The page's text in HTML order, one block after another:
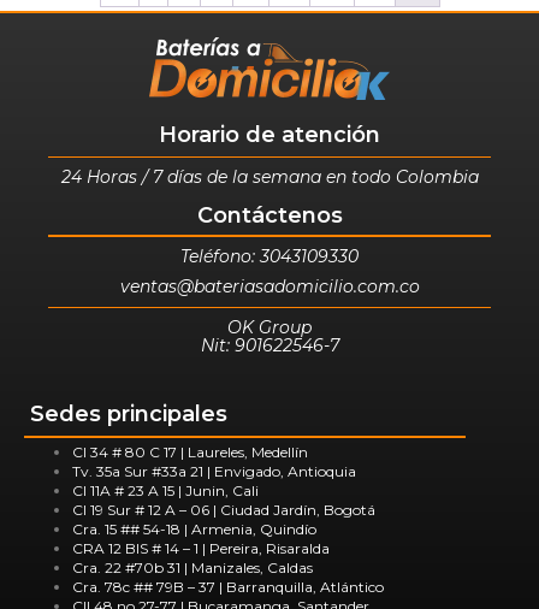
Horario de atención
24 Horas / 7 días de la semana en todo Colombia
Contáctenos
Teléfono: 3043109330
ventas@bateriasadomicilio.com.co
OK Group
Nit: 901622546-7
Sedes principales
Cl 34 # 80 C 17 | Laureles, Medellín
Tv. 35a Sur #33a 21 | Envigado, Antioquia
Cl 11A # 23 A 15 | Junin, Cali
Cl 19 Sur # 12 A – 06 | Ciudad Jardín, Bogotá
Cra. 15 ## 54-18 | Armenia, Quindío
CRA 12 BIS # 14 – 1 | Pereira, Risaralda
Cra. 22 #70b 31 | Manizales, Caldas
Cra. 78c ## 79B – 37 | Barranquilla, Atlántico